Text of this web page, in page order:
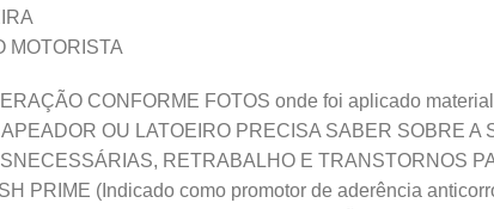
MOTORISTA
CONFORME FOTOS onde foi aplicado
OU LATOEIRO PRECISA SABER SOBRE
RETRABALHO E TRANSTORNOS
PRIME (Indicado como promotor de aderência